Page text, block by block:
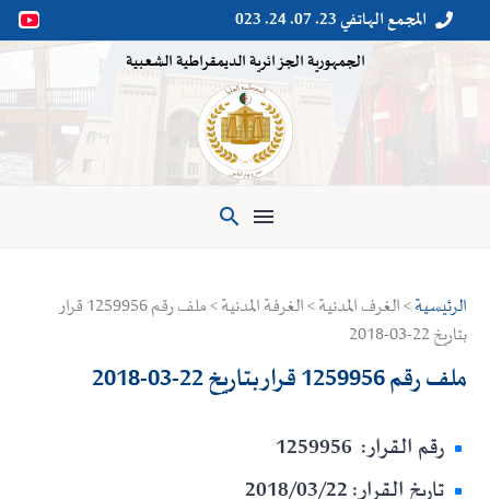

 المجمع الهاتفي 23. 07. 24. 023
الجمهورية الجزائرية الديمقراطية الشعبية

الرئيسية
> الغرف المدنية > الغرفة المدنية > ملف رقم 1259956 قرار
بتاريخ 22-03-2018
ملف رقم 1259956 قرار بتاريخ 22-03-2018
رقم القرار: 1259956
تاريخ القرار: 2018/03/22